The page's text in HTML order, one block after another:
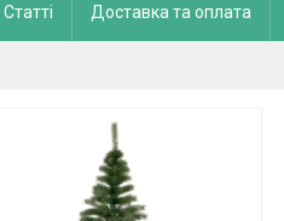
Статті Доставка та оплата